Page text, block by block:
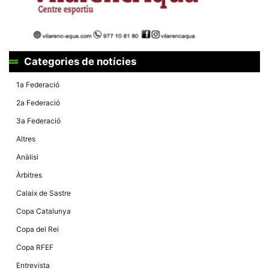
Categories de notícies
1a Federació
2a Federació
3a Federació
Altres
Anàlisi
Àrbitres
Calaix de Sastre
Copa Catalunya
Copa del Rei
Copa RFEF
Entrevista